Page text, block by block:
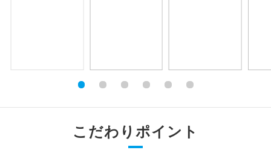
こだわりポイント
ホン
1名様催行
2名様から出発可能な個人型プランで